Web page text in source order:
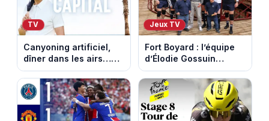
TV
Canyoning artificiel,
dîner dans les airs…
les loisirs les plus fous
passés au crible dans
Capital
Jeux TV
Fort Boyard : l’équipe
d’Élodie Gossuin
termine avec une belle
somme pour l'Unicef et
le Refuge